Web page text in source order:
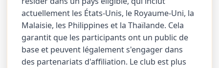
actuellement les États-Unis, le Royaume-Uni, la
Malaisie, les Philippines et la Thaïlande. Cela
garantit que les participants ont un public de
base et peuvent légalement s'engager dans
des partenariats d'affiliation. Le club est plus